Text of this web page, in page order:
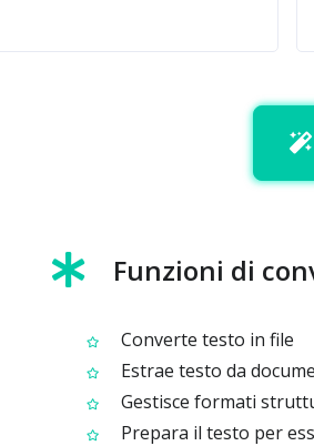
Funzioni di
Converte testo in file
Estrae testo da
Gestisce formati
Prepara il testo per